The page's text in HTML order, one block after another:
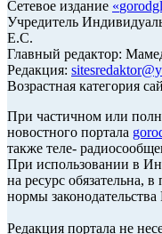
Сетевое издание «
Учредитель
Е.С.
Главный редактор:
Редакция:
Возрастная категория
При частичном или
новостного портала
также теле-
При использовании в
на ресурс обязательна,
нормы
Редакция портала не